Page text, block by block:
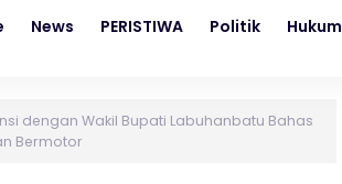
News PERISTIWA Politik Hukum
dengan Wakil Bupati Labuhanbatu Bahas
Bermotor